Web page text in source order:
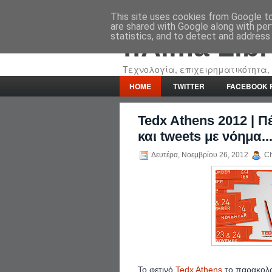
::Alma
Τεχνολογία, επιχειρηματικότητα,
HOME TWITTER FACEBOOK
Tedx Athens 2012 |
και tweets με νόημα...
Δευτέρα, Νοεμβρίου 26, 2012
Το φετινό Tedx Athens το
This site uses cookies from Google
are shared with Google along with
statistics, and to detect and address